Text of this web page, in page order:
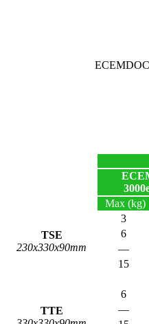
ECEMDOC
Max (kg)
TSE
230x330x90mm
3
6
—
15
TTE
6
—